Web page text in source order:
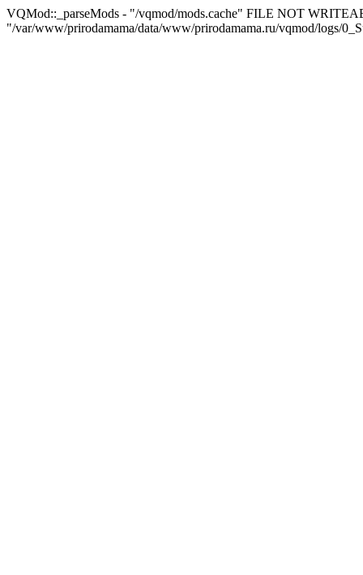
VQMod::_parseMods - "/vqmod/mods.cache" FILE NOT
"/var/www/prirodamama/data/www/prirodamama.ru/vqmod/logs/